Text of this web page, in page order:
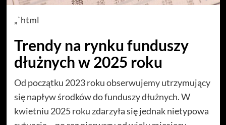
„`html
Trendy na rynku funduszy
dłużnych w 2025 roku
Od początku 2023 roku obserwujemy utrzymujący
się napływ środków do funduszy dłużnych. W
kwietniu 2025 roku zdarzyła się jednak nietypowa